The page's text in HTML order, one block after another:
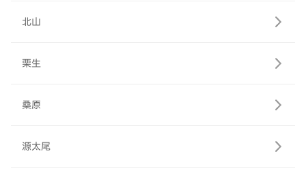
北山
栗生
桑原
源太尾